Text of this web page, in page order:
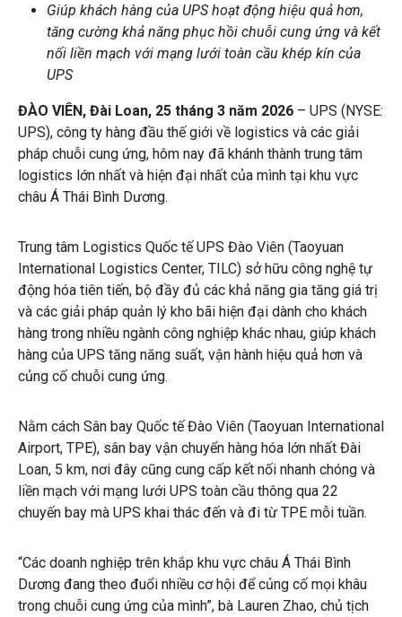
Giúp khách hàng của UPS hoạt động hiệu quả hơn,
tăng cường khả năng phục hồi chuỗi cung ứng và kết
nối liền mạch với mạng lưới toàn cầu khép kín của
UPS
ĐÀO VIÊN, Đài Loan, 25 tháng 3 năm 2026 – UPS (NYSE:
UPS), công ty hàng đầu thế giới về logistics và các giải
pháp chuỗi cung ứng, hôm nay đã khánh thành trung tâm
logistics lớn nhất và hiện đại nhất của mình tại khu vực
châu Á Thái Bình Dương.
Trung tâm Logistics Quốc tế UPS Đào Viên (Taoyuan
International Logistics Center, TILC) sở hữu công nghệ tự
động hóa tiên tiến, bộ đầy đủ các khả năng gia tăng giá trị
và các giải pháp quản lý kho bãi hiện đại dành cho khách
hàng trong nhiều ngành công nghiệp khác nhau, giúp khách
hàng của UPS tăng năng suất, vận hành hiệu quả hơn và
củng cố chuỗi cung ứng.
Nằm cách Sân bay Quốc tế Đào Viên (Taoyuan International
Airport, TPE), sân bay vận chuyển hàng hóa lớn nhất Đài
Loan, 5 km, nơi đây cũng cung cấp kết nối nhanh chóng và
liền mạch với mạng lưới UPS toàn cầu thông qua 22
chuyến bay mà UPS khai thác đến và đi từ TPE mỗi tuần.
“Các doanh nghiệp trên khắp khu vực châu Á Thái Bình
Dương đang theo đuổi nhiều cơ hội để củng cố mọi khâu
trong chuỗi cung ứng của mình”, bà Lauren Zhao, chủ tịch